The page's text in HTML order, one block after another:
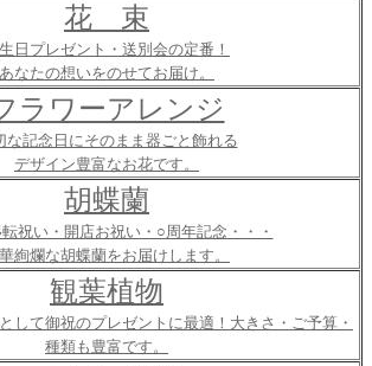
花 束
日プレゼント・送別会の定番！
あなたの想いをのせてお届け。
ラワーアレンジ
な記念日にそのまま器ごと飾れる
デザイン豊富なお花です。
胡蝶蘭
祝い・開店お祝い・○周年記念・・・
絢爛な胡蝶蘭をお届けします。
観葉植物
して御祝のプレゼントに最適！大きさ・ご予算・
種類も豊富です。